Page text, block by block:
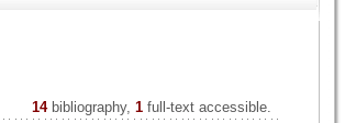
14 bibliography, 1full-text accessible.